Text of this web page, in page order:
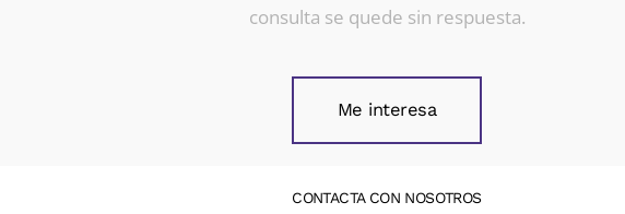
consulta se quede sin respuesta.
Me interesa
CONTACTA CON NOSOTROS